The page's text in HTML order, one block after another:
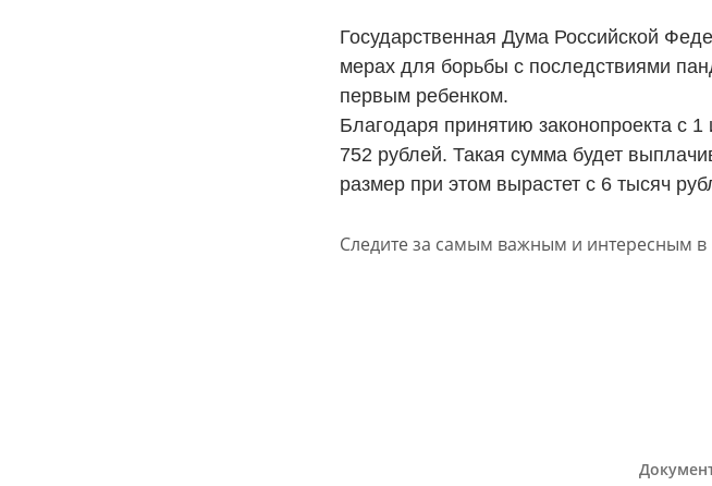
Государственная Дума Российской
мерах для борьбы с последствиями
первым ребенком.
Благодаря принятию законопроекта с
752 рублей. Такая сумма будет
размер при этом вырастет с 6 тысяч
Следите за самым важным и интересным в